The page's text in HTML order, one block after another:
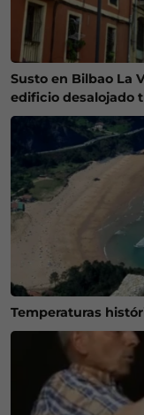
Susto en Bilbao La
edificio desalojado
Temperaturas